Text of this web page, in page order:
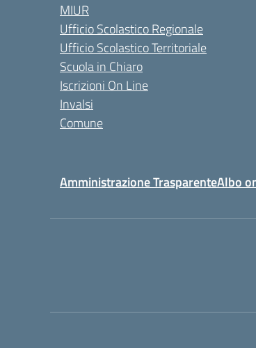
MIUR
Ufficio Scolastico Regionale
Ufficio Scolastico Territoriale
Scuola in Chiaro
Iscrizioni On Line
Invalsi
Comune
Amministrazione TrasparenteAlbo